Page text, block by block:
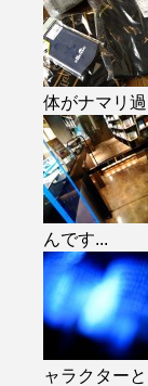
体がナマリ
んです...
ャラクター